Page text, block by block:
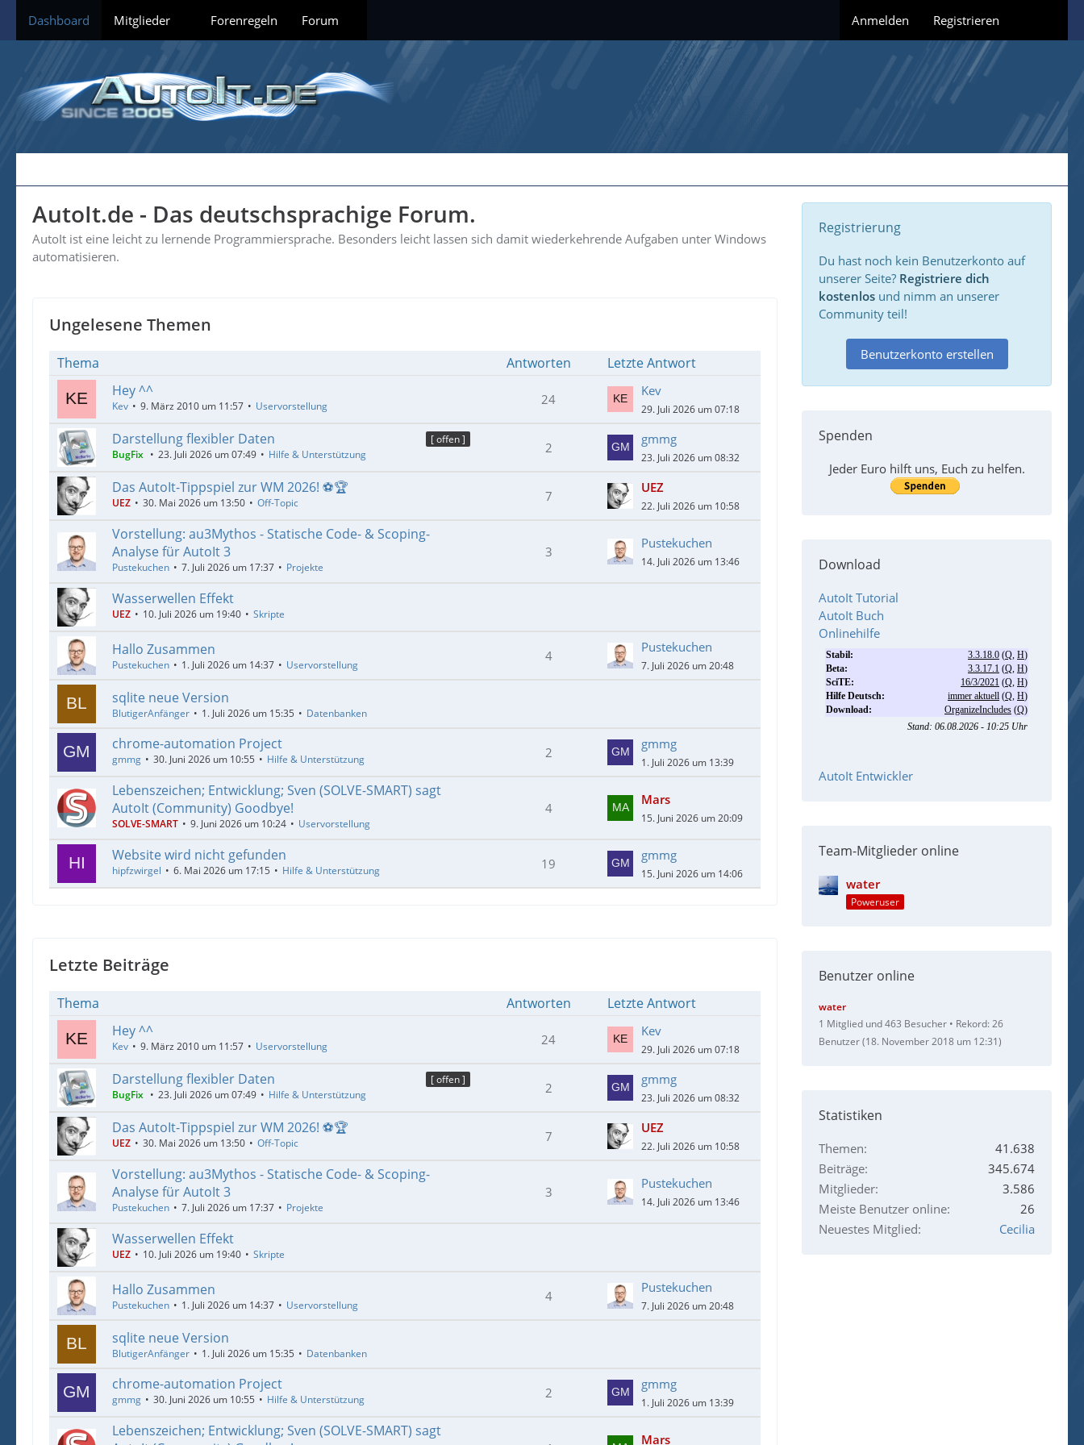
Dashboard Mitglieder Forenregeln Forum Anmelden Registrieren
AutoIt.de - Das deutschsprachige Forum.
AutoIt ist eine leicht zu lernende Programmiersprache. Besonders leicht lassen sich damit wiederkehrende Aufgaben unter Windows
automatisieren.
Ungelesene Themen
Thema Antworten
Letzte Antwort
Hey ^^
Kev 9. März 2010 um 11:57 Uservorstellung 24
Kev
29. Juli 2026 um 07:18
[ offen ]
Darstellung flexibler Daten
BugFix 23. Juli 2026 um 07:49 Hilfe & Unterstützung 2
gmmg
23. Juli 2026 um 08:32
Das AutoIt-Tippspiel zur WM 2026! ⚽🏆
UEZ 30. Mai 2026 um 13:50 Off-Topic 7
UEZ
22. Juli 2026 um 10:58
Vorstellung: au3Mythos - Statische Code- & Scoping-
Analyse für AutoIt 3
Pustekuchen 7. Juli 2026 um 17:37 Projekte
3
Pustekuchen
14. Juli 2026 um 13:46
Wasserwellen Effekt
UEZ 10. Juli 2026 um 19:40 Skripte
Hallo Zusammen
Pustekuchen 1. Juli 2026 um 14:37 Uservorstellung
4
Pustekuchen
7. Juli 2026 um 20:48
sqlite neue Version
BlutigerAnfänger 1. Juli 2026 um 15:35 Datenbanken
chrome-automation Project
gmmg 30. Juni 2026 um 10:55 Hilfe & Unterstützung 2
gmmg
1. Juli 2026 um 13:39
Lebenszeichen; Entwicklung; Sven (SOLVE-SMART) sagt
AutoIt (Community) Goodbye!
SOLVE-SMART 9. Juni 2026 um 10:24 Uservorstellung
4
Mars
15. Juni 2026 um 20:09
Website wird nicht gefunden
hipfzwirgel 6. Mai 2026 um 17:15 Hilfe & Unterstützung 19
gmmg
15. Juni 2026 um 14:06
Letzte Beiträge
Thema Antworten
Letzte Antwort
Hey ^^
Kev 9. März 2010 um 11:57 Uservorstellung 24
Kev
29. Juli 2026 um 07:18
[ offen ]
Darstellung flexibler Daten
BugFix 23. Juli 2026 um 07:49 Hilfe & Unterstützung 2
gmmg
23. Juli 2026 um 08:32
Das AutoIt-Tippspiel zur WM 2026! ⚽🏆
UEZ 30. Mai 2026 um 13:50 Off-Topic 7
UEZ
22. Juli 2026 um 10:58
Vorstellung: au3Mythos - Statische Code- & Scoping-
Analyse für AutoIt 3
Pustekuchen 7. Juli 2026 um 17:37 Projekte
3
Pustekuchen
14. Juli 2026 um 13:46
Wasserwellen Effekt
UEZ 10. Juli 2026 um 19:40 Skripte
Hallo Zusammen
Pustekuchen 1. Juli 2026 um 14:37 Uservorstellung
4
Pustekuchen
7. Juli 2026 um 20:48
sqlite neue Version
BlutigerAnfänger 1. Juli 2026 um 15:35 Datenbanken
chrome-automation Project
gmmg 30. Juni 2026 um 10:55 Hilfe & Unterstützung 2
gmmg
1. Juli 2026 um 13:39
Lebenszeichen; Entwicklung; Sven (SOLVE-SMART) sagt
Mars
Registrierung
Du hast noch kein Benutzerkonto auf
unserer Seite? Registriere dich
kostenlos und nimm an unserer
Community teil!
Benutzerkonto erstellen
Spenden
Jeder Euro hilft uns, Euch zu helfen.
Download
AutoIt Tutorial
AutoIt Buch
Onlinehilfe
AutoIt Entwickler
Team-Mitglieder online
water
Poweruser
Benutzer online
water
1 Mitglied und 463 Besucher
Rekord: 26
Benutzer (18. November 2018 um 12:31)
Statistiken
Themen
41.638
Beiträge
345.674
Mitglieder
3.586
Meiste Benutzer online
26
Neuestes Mitglied
Cecilia